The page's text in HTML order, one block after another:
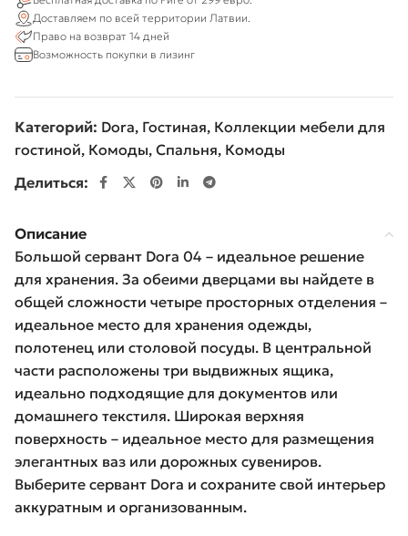
Доставляем по всей территории Латвии.
Право на возврат 14 дней
Возможность покупки в лизинг
Категорий: Dora, Гостиная, Коллекции мебели для
гостиной, Комоды, Спальня, Комоды
Делиться:
Описание
Большой сервант Dora 04 – идеальное решение
для хранения. За обеими дверцами вы найдете в
общей сложности четыре просторных отделения –
идеальное место для хранения одежды,
полотенец или столовой посуды. В центральной
части расположены три выдвижных ящика,
идеально подходящие для документов или
домашнего текстиля. Широкая верхняя
поверхность – идеальное место для размещения
элегантных ваз или дорожных сувениров.
Выберите сервант Dora и сохраните свой интерьер
аккуратным и организованным.